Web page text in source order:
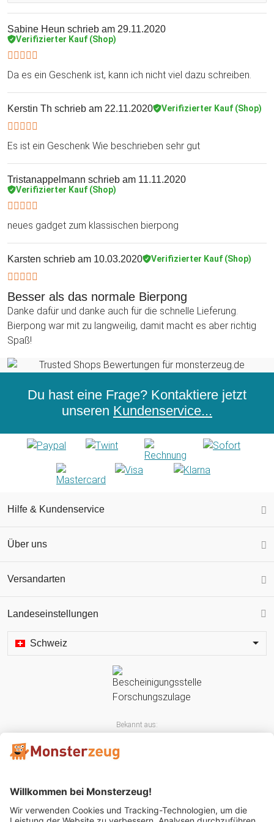
Sabine Heun schrieb am 29.11.2020
Verifizierter Kauf (Shop)
Da es ein Geschenk ist, kann ich nicht viel dazu schreiben.
Kerstin Th schrieb am 22.11.2020 Verifizierter Kauf (Shop)
Es ist ein Geschenk Wie beschrieben sehr gut
Tristanappelmann schrieb am 11.11.2020
Verifizierter Kauf (Shop)
neues gadget zum klassischen bierpong
Karsten schrieb am 10.03.2020 Verifizierter Kauf (Shop)
Besser als das normale Bierpong
Danke dafür und danke auch für die schnelle Lieferung.
Bierpong war mit zu langweilig, damit macht es aber richtig
Spaß!
Du hast eine Frage? Kontaktiere jetzt
unseren Kundenservice...
Hilfe & Kundenservice
Über uns
Versandarten
Landeseinstellungen
Schweiz
Bekannt aus: